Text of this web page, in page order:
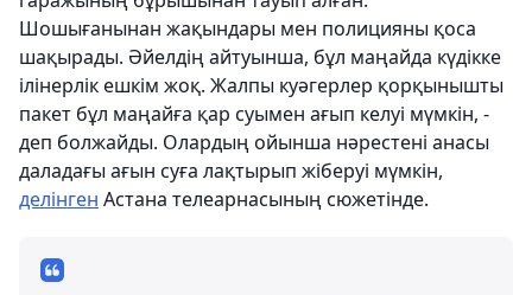
Шошығанынан жақындары мен полицияны қоса
шақырады. Әйелдің айтуынша, бұл маңайда күдікке
ілінерлік ешкім жоқ. Жалпы куәгерлер қорқынышты
пакет бұл маңайға қар суымен ағып келуі мүмкін, -
деп болжайды. Олардың ойынша нәрестені анасы
даладағы ағын суға лақтырып жіберуі мүмкін,
делінген Астана телеарнасының сюжетінде.